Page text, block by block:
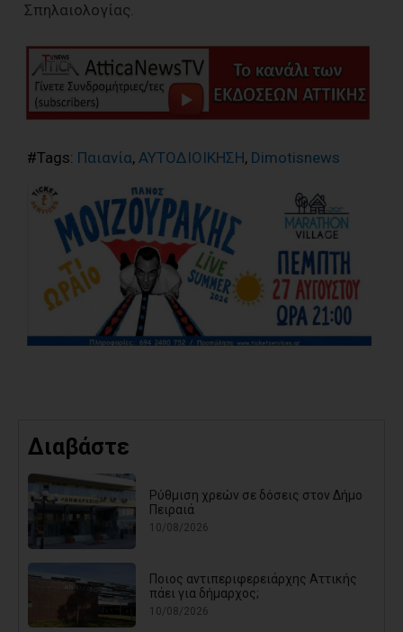
Σπηλαιολογίας.
#Tags: Παιανία, ΑΥΤΟΔΙΟΙΚΗΣΗ, Dimotisnews
Διαβάστε
Ρύθμιση χρεών σε δόσεις στον Δήμο
Πειραιά
10/08/2026
Ποιος αντιπεριφερειάρχης Αττικής
πάει για δήμαρχος;
10/08/2026